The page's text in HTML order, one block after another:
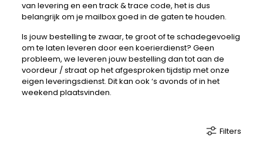
van levering en een track & trace code, het is dus
belangrijk om je mailbox goed in de gaten te houden.
Is jouw bestelling te zwaar, te groot of te schadegevoelig
om te laten leveren door een koerierdienst? Geen
probleem, we leveren jouw bestelling dan tot aan de
voordeur / straat op het afgesproken tijdstip met onze
eigen leveringsdienst. Dit kan ook ‘s avonds of in het
weekend plaatsvinden.
Filters